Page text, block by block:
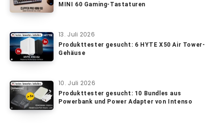
MINI 60 Gaming-Tastaturen
13. Juli 2026
Produkttester gesucht: 6 HYTE X50 Air Tower-
Gehäuse
10. Juli 2026
Produkttester gesucht: 10 Bundles aus
Powerbank und Power Adapter von Intenso